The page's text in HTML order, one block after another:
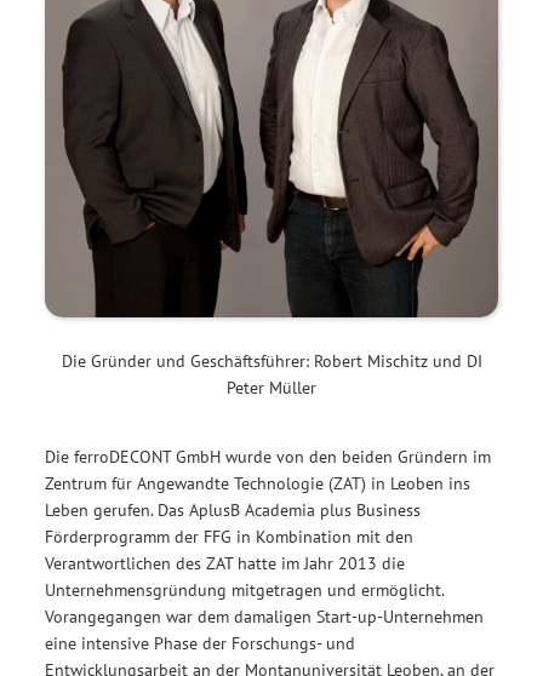
Die Gründer und Geschäftsführer: Robert Mischitz und DI
Peter Müller
Die ferroDECONT GmbH wurde von den beiden Gründern im
Zentrum für Angewandte Technologie (ZAT) in Leoben ins
Leben gerufen. Das AplusB Academia plus Business
Förderprogramm der FFG in Kombination mit den
Verantwortlichen des ZAT hatte im Jahr 2013 die
Unternehmensgründung mitgetragen und ermöglicht.
Vorangegangen war dem damaligen Start-up-Unternehmen
eine intensive Phase der Forschungs- und
Entwicklungsarbeit an der Montanuniversität Leoben, an der